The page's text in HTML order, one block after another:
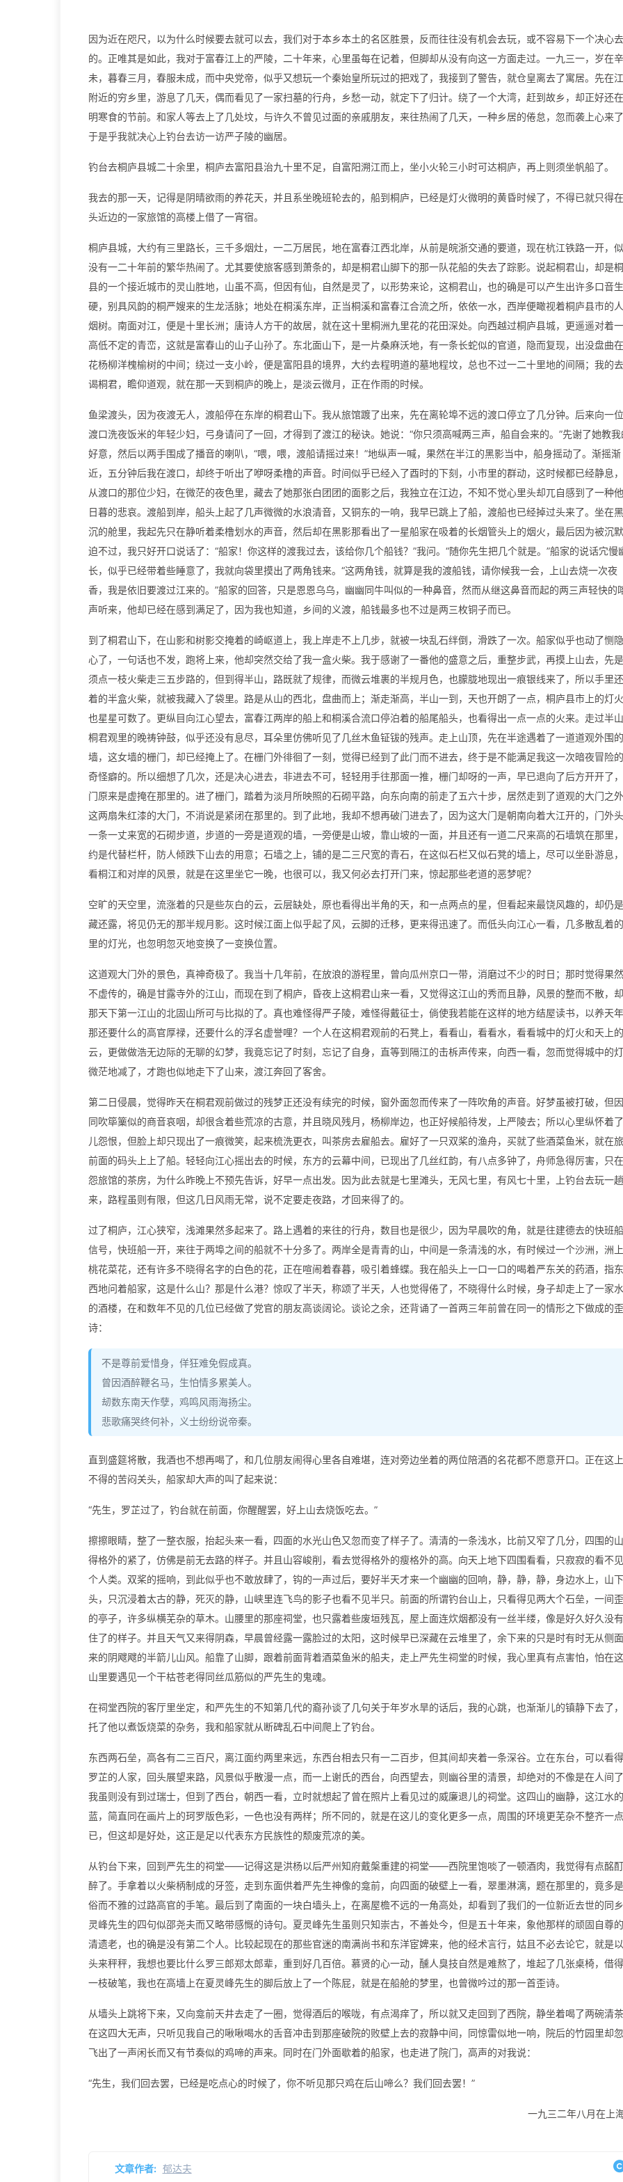
因为近在咫尺，以为什么时候要去就可以去，我们对于本乡本土的名区胜景，反而往往没有机会去玩，或不容易下一个决心
的。正唯其是如此，我对于富春江上的严陵，二十年来，心里虽每在记着，但脚却从没有向这一方面走过。一九三一，岁在辛
未，暮春三月，春服未成，而中央党帝，似乎又想玩一个秦始皇所玩过的把戏了，我接到了警告，就仓皇离去了寓居。先在
附近的穷乡里，游息了几天，偶而看见了一家扫墓的行舟，乡愁一动，就定下了归计。绕了一个大湾，赶到故乡，却正好还
明寒食的节前。和家人等去上了几处坟，与许久不曾见过面的亲戚朋友，来往热闹了几天，一种乡居的倦怠，忽而袭上心来了
于是乎我就决心上钓台去访一访严子陵的幽居。
钓台去桐庐县城二十余里，桐庐去富阳县治九十里不足，自富阳溯江而上，坐小火轮三小时可达桐庐，再上则须坐帆船了。
我去的那一天，记得是阴晴欲雨的养花天，并且系坐晚班轮去的，船到桐庐，已经是灯火微明的黄昏时候了，不得已就只得
头近边的一家旅馆的高楼上借了一宵宿。
桐庐县城，大约有三里路长，三千多烟灶，一二万居民，地在富春江西北岸，从前是皖浙交通的要道，现在杭江铁路一开，
没有一二十年前的繁华热闹了。尤其要使旅客感到萧条的，却是桐君山脚下的那一队花船的失去了踪影。说起桐君山，却是
县的一个接近城市的灵山胜地，山虽不高，但因有仙，自然是灵了，以形势来论，这桐君山，也的确是可以产生出许多口音生
硬，别具风韵的桐严嫂来的生龙活脉；地处在桐溪东岸，正当桐溪和富春江合流之所，依依一水，西岸便瞰视着桐庐县市的
烟树。南面对江，便是十里长洲；唐诗人方干的故居，就在这十里桐洲九里花的花田深处。向西越过桐庐县城，更遥遥对着
高低不定的青峦，这就是富春山的山子山孙了。东北面山下，是一片桑麻沃地，有一条长蛇似的官道，隐而复现，出没盘曲
花杨柳洋槐榆树的中间；绕过一支小岭，便是富阳县的境界，大约去程明道的墓地程坟，总也不过一二十里地的间隔；我的
谒桐君，瞻仰道观，就在那一天到桐庐的晚上，是淡云微月，正在作雨的时候。
鱼梁渡头，因为夜渡无人，渡船停在东岸的桐君山下。我从旅馆踱了出来，先在离轮埠不远的渡口停立了几分钟。后来向一
渡口洗夜饭米的年轻少妇，弓身请问了一回，才得到了渡江的秘诀。她说：“你只须高喊两三声，船自会来的。”先谢了她教我
好意，然后以两手围成了播音的喇叭，“喂，喂，渡船请摇过来！”地纵声一喊，果然在半江的黑影当中，船身摇动了。渐摇渐
近，五分钟后我在渡口，却终于听出了咿呀柔橹的声音。时间似乎已经入了酉时的下刻，小市里的群动，这时候都已经静息
从渡口的那位少妇，在微茫的夜色里，藏去了她那张白团团的面影之后，我独立在江边，不知不觉心里头却兀自感到了一种
日暮的悲哀。渡船到岸，船头上起了几声微微的水浪清音，又铜东的一响，我早已跳上了船，渡船也已经掉过头来了。坐在
沉的舱里，我起先只在静听着柔橹划水的声音，然后却在黑影那看出了一星船家在吸着的长烟管头上的烟火，最后因为被沉
迫不过，我只好开口说话了：“船家！你这样的渡我过去，该给你几个船钱？”我问。“随你先生把几个就是。”船家的说话宂慢
长，似乎已经带着些睡意了，我就向袋里摸出了两角钱来。“这两角钱，就算是我的渡船钱，请你候我一会，上山去烧一次夜
香，我是依旧要渡过江来的。”船家的回答，只是恩恩乌乌，幽幽同牛叫似的一种鼻音，然而从继这鼻音而起的两三声轻快的
声听来，他却已经在感到满足了，因为我也知道，乡间的义渡，船钱最多也不过是两三枚铜子而已。
到了桐君山下，在山影和树影交掩着的崎岖道上，我上岸走不上几步，就被一块乱石绊倒，滑跌了一次。船家似乎也动了恻
心了，一句话也不发，跑将上来，他却突然交给了我一盒火柴。我于感谢了一番他的盛意之后，重整步武，再摸上山去，先
须点一枝火柴走三五步路的，但到得半山，路既就了规律，而微云堆裹的半规月色，也朦胧地现出一痕银线来了，所以手里
着的半盒火柴，就被我藏入了袋里。路是从山的西北，盘曲而上；渐走渐高，半山一到，天也开朗了一点，桐庐县市上的灯火
也星星可数了。更纵目向江心望去，富春江两岸的船上和桐溪合流口停泊着的船尾船头，也看得出一点一点的火来。走过半山
桐君观里的晚祷钟鼓，似乎还没有息尽，耳朵里仿佛听见了几丝木鱼钲钹的残声。走上山顶，先在半途遇着了一道道观外围
墙，这女墙的栅门，却已经掩上了。在栅门外徘徊了一刻，觉得已经到了此门而不进去，终于是不能满足我这一次暗夜冒险
奇怪癖的。所以细想了几次，还是决心进去，非进去不可，轻轻用手往那面一推，栅门却呀的一声，早已退向了后方开开了
门原来是虚掩在那里的。进了栅门，踏着为淡月所映照的石砌平路，向东向南的前走了五六十步，居然走到了道观的大门之外
这两扇朱红漆的大门，不消说是紧闭在那里的。到了此地，我却不想再破门进去了，因为这大门是朝南向着大江开的，门外
一条一丈来宽的石砌步道，步道的一旁是道观的墙，一旁便是山坡，靠山坡的一面，并且还有一道二尺来高的石墙筑在那里
约是代替栏杆，防人倾跌下山去的用意；石墙之上，铺的是二三尺宽的青石，在这似石栏又似石凳的墙上，尽可以坐卧游息
看桐江和对岸的风景，就是在这里坐它一晚，也很可以，我又何必去打开门来，惊起那些老道的恶梦呢？
空旷的天空里，流涨着的只是些灰白的云，云层缺处，原也看得出半角的天，和一点两点的星，但看起来最饶风趣的，却仍
藏还露，将见仍无的那半规月影。这时候江面上似乎起了风，云脚的迁移，更来得迅速了。而低头向江心一看，几多散乱着
里的灯光，也忽明忽灭地变换了一变换位置。
这道观大门外的景色，真神奇极了。我当十几年前，在放浪的游程里，曾向瓜州京口一带，消磨过不少的时日；那时觉得果
不虚传的，确是甘露寺外的江山，而现在到了桐庐，昏夜上这桐君山来一看，又觉得这江山的秀而且静，风景的整而不散，
那天下第一江山的北固山所可与比拟的了。真也难怪得严子陵，难怪得戴征士，倘使我若能在这样的地方结屋读书，以养天年
那还要什么的高官厚禄，还要什么的浮名虚誉哩？一个人在这桐君观前的石凳上，看看山，看看水，看看城中的灯火和天上
云，更做做浩无边际的无聊的幻梦，我竟忘记了时刻，忘记了自身，直等到隔江的击柝声传来，向西一看，忽而觉得城中的
微茫地减了，才跑也似地走下了山来，渡江奔回了客舍。
第二日侵晨，觉得昨天在桐君观前做过的残梦正还没有续完的时候，窗外面忽而传来了一阵吹角的声音。好梦虽被打破，但
同吹筚篥似的商音哀咽，却很含着些荒凉的古意，并且晓风残月，杨柳岸边，也正好候船待发，上严陵去；所以心里纵怀着
儿怨恨，但脸上却只现出了一痕微笑，起来梳洗更衣，叫茶房去雇船去。雇好了一只双桨的渔舟，买就了些酒菜鱼米，就在
前面的码头上上了船。轻轻向江心摇出去的时候，东方的云幕中间，已现出了几丝红韵，有八点多钟了，舟师急得厉害，只
怨旅馆的茶房，为什么昨晚上不预先告诉，好早一点出发。因为此去就是七里滩头，无风七里，有风七十里，上钓台去玩一
来，路程虽则有限，但这几日风雨无常，说不定要走夜路，才回来得了的。
过了桐庐，江心狭窄，浅滩果然多起来了。路上遇着的来往的行舟，数目也是很少，因为早晨吹的角，就是往建德去的快班
信号，快班船一开，来往于两埠之间的船就不十分多了。两岸全是青青的山，中间是一条清浅的水，有时候过一个沙洲，洲
桃花菜花，还有许多不晓得名字的白色的花，正在喧闹着春暮，吸引着蜂蝶。我在船头上一口一口的喝着严东关的药酒，指
西地问着船家，这是什么山？那是什么港？惊叹了半天，称颂了半天，人也觉得倦了，不晓得什么时候，身子却走上了一家
的酒楼，在和数年不见的几位已经做了党官的朋友高谈阔论。谈论之余，还背诵了一首两三年前曾在同一的情形之下做成的歪
诗：
不是尊前爱惜身，佯狂难免假成真。
曾因酒醉鞭名马，生怕情多累美人。
刼数东南天作孽，鸡鸣风雨海扬尘。
悲歌痛哭终何补，义士纷纷说帝秦。
直到盛筵将散，我酒也不想再喝了，和几位朋友闹得心里各自难堪，连对旁边坐着的两位陪酒的名花都不愿意开口。正在这
不得的苦闷关头，船家却大声的叫了起来说：
“先生，罗芷过了，钓台就在前面，你醒醒罢，好上山去烧饭吃去。”
擦擦眼睛，整了一整衣服，抬起头来一看，四面的水光山色又忽而变了样子了。清清的一条浅水，比前又窄了几分，四围的
得格外的紧了，仿佛是前无去路的样子。并且山容峻削，看去觉得格外的瘦格外的高。向天上地下四围看看，只寂寂的看不
个人类。双桨的摇响，到此似乎也不敢放肆了，钩的一声过后，要好半天才来一个幽幽的回响，静，静，静，身边水上，山
头，只沉浸着太古的静，死灭的静，山峡里连飞鸟的影子也看不见半只。前面的所谓钓台山上，只看得见两大个石垒，一间
的亭子，许多纵横芜杂的草木。山腰里的那座祠堂，也只露着些废垣残瓦，屋上面连炊烟都没有一丝半缕，像是好久好久没
住了的样子。并且天气又来得阴森，早晨曾经露一露脸过的太阳，这时候早已深藏在云堆里了，余下来的只是时有时无从侧
来的阴飕飕的半箭儿山风。船靠了山脚，跟着前面背着酒菜鱼米的船夫，走上严先生祠堂的时候，我心里真有点害怕，怕在
山里要遇见一个干枯苍老得同丝瓜筋似的严先生的鬼魂。
在祠堂西院的客厅里坐定，和严先生的不知第几代的裔孙谈了几句关于年岁水旱的话后，我的心跳，也渐渐儿的镇静下去了
托了他以煮饭烧菜的杂务，我和船家就从断碑乱石中间爬上了钓台。
东西两石垒，高各有二三百尺，离江面约两里来远，东西台相去只有一二百步，但其间却夹着一条深谷。立在东台，可以看
罗芷的人家，回头展望来路，风景似乎散漫一点，而一上谢氏的西台，向西望去，则幽谷里的清景，却绝对的不像是在人间了
我虽则没有到过瑞士，但到了西台，朝西一看，立时就想起了曾在照片上看见过的威廉退儿的祠堂。这四山的幽静，这江水
蓝，简直同在画片上的珂罗版色彩，一色也没有两样；所不同的，就是在这儿的变化更多一点，周围的环境更芜杂不整齐一
已，但这却是好处，这正是足以代表东方民族性的颓废荒凉的美。
从钓台下来，回到严先生的祠堂——记得这是洪杨以后严州知府戴槃重建的祠堂——西院里饱啖了一顿酒肉，我觉得有点酩
醉了。手拿着以火柴柄制成的牙签，走到东面供着严先生神像的龛前，向四面的破壁上一看，翠墨淋漓，题在那里的，竟多
俗而不雅的过路高官的手笔。最后到了南面的一块白墙头上，在离屋檐不远的一角高处，却看到了我们的一位新近去世的同
灵峰先生的四句似邵尧夫而又略带感慨的诗句。夏灵峰先生虽则只知崇古，不善处今，但是五十年来，象他那样的顽固自尊
清遗老，也的确是没有第二个人。比较起现在的那些官迷的南满尚书和东洋宦婢来，他的经术言行，姑且不必去论它，就是
头来秤秤，我想也要比什么罗三郎郑太郎辈，重到好几百倍。慕贤的心一动，醺人臭技自然是难熬了，堆起了几张桌椅，借
一枝破笔，我也在高墙上在夏灵峰先生的脚后放上了一个陈屁，就是在船舱的梦里，也曾微吟过的那一首歪诗。
从墙头上跳将下来，又向龛前天井去走了一圈，觉得酒后的喉咙，有点渴痒了，所以就又走回到了西院，静坐着喝了两碗清茶
在这四大无声，只听见我自己的啾啾喝水的舌音冲击到那座破院的败壁上去的寂静中间，同惊雷似地一响，院后的竹园里却
飞出了一声闲长而又有节奏似的鸡啼的声来。同时在门外面歇着的船家，也走进了院门，高声的对我说：
“先生，我们回去罢，已经是吃点心的时候了，你不听见那只鸡在后山啼么？我们回去罢！”
一九三二年八月在上
文章作者: 郁达夫